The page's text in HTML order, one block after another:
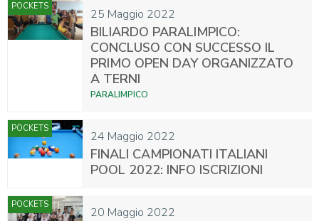
25 Maggio 2022
POCKETS
BILIARDO PARALIMPICO:
CONCLUSO CON SUCCESSO IL
PRIMO OPEN DAY ORGANIZZATO
A TERNI
PARALIMPICO
24 Maggio 2022
POCKETS
FINALI CAMPIONATI ITALIANI
POOL 2022: INFO ISCRIZIONI
20 Maggio 2022
POCKETS